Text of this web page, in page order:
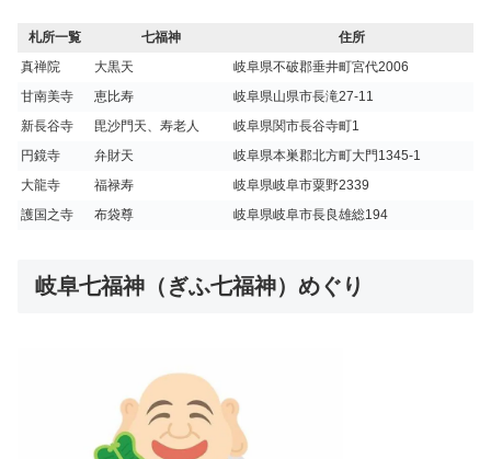
札所一覧 七福神
住所
真禅院
大黒天
岐阜県不破郡垂井町宮代2006
甘南美寺
恵比寿
岐阜県山県市長滝27-11
新長谷寺
毘沙門天、寿老人
岐阜県関市長谷寺町1
円鏡寺
弁財天
岐阜県本巣郡北方町大門1345-1
大龍寺
福禄寿
岐阜県岐阜市粟野2339
護国之寺
布袋尊 岐阜県岐阜市長良雄総194
岐阜七福神（ぎふ七福神）めぐり